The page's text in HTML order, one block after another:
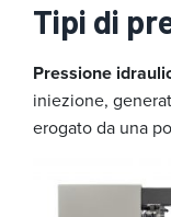
Tipi di
Pressione
iniezione,
erogato da una